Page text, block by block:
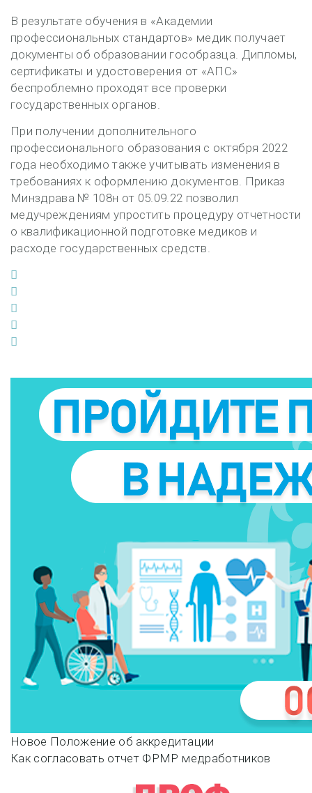
В результате обучения в «Академии
профессиональных стандартов» медик получает
документы об образовании гособразца. Дипломы,
сертификаты и удостоверения от «АПС»
беспроблемно проходят все проверки
государственных органов.
При получении дополнительного
профессионального образования с октября 2022
года необходимо также учитывать изменения в
требованиях к оформлению документов. Приказ
Минздрава № 108н от 05.09.22 позволил
медучреждениям упростить процедуру отчетности
о квалификационной подготовке медиков и
расходе государственных средств.
Навигация
Новое Положение об аккредитации
Как согласовать отчет ФРМР медработников